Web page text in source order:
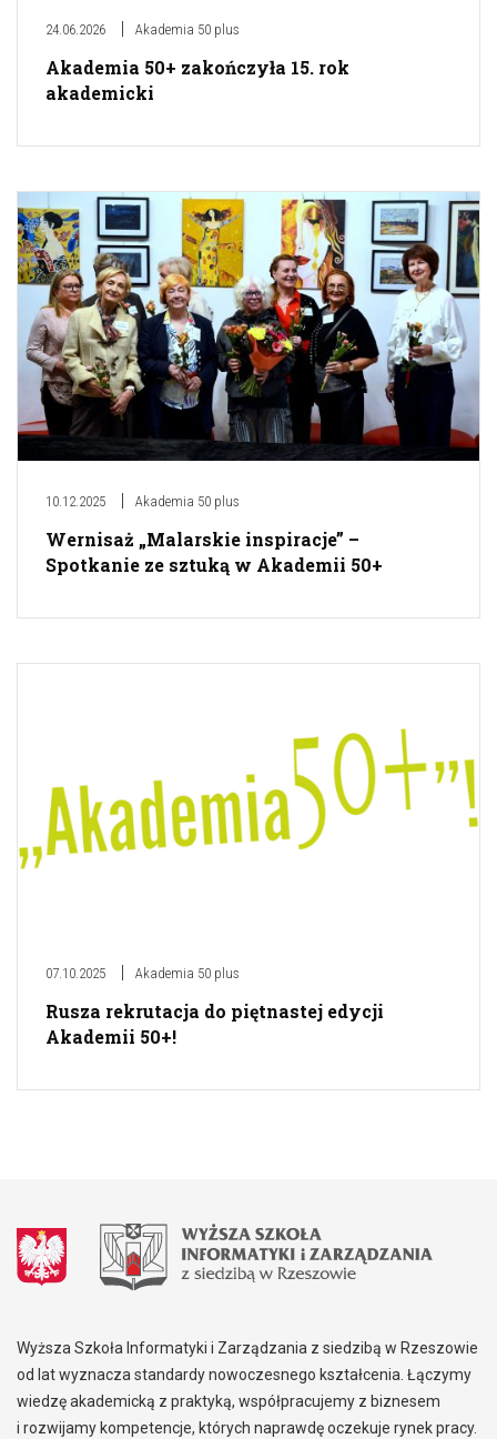
24.06.2026 Akademia 50 plus
Akademia 50+ zakończyła 15. rok
akademicki
10.12.2025 Akademia 50 plus
Wernisaż „Malarskie inspiracje” –
Spotkanie ze sztuką w Akademii 50+
07.10.2025 Akademia 50 plus
Rusza rekrutacja do piętnastej edycji
Akademii 50+!
Wyższa Szkoła Informatyki i Zarządzania z siedzibą w Rzeszowie
od lat wyznacza standardy nowoczesnego kształcenia. Łączymy
wiedzę akademicką z praktyką, współpracujemy z biznesem
i rozwijamy kompetencje, których naprawdę oczekuje rynek pracy.